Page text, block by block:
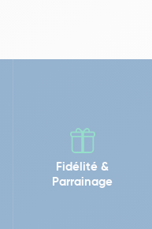
Fidélité &
Parrainage